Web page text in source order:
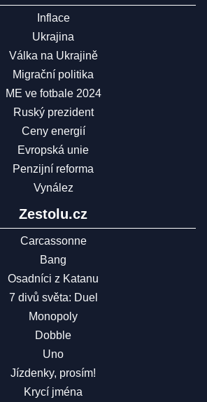
Inflace
Ukrajina
Válka na Ukrajině
Migrační politika
ME ve fotbale 2024
Ruský prezident
Ceny energií
Evropská unie
Penzijní reforma
Vynález
Zestolu.cz
Carcassonne
Bang
Osadníci z Katanu
7 divů světa: Duel
Monopoly
Dobble
Uno
Jízdenky, prosím!
Krycí jména